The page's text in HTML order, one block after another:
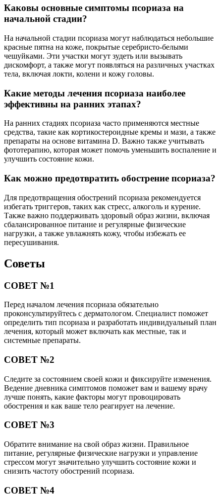
Каковы основные симптомы псориаза на
начальной стадии?
На начальной стадии псориаза могут наблюдаться небольшие
красные пятна на коже, покрытые серебристо-белыми
чешуйками. Эти участки могут зудеть или вызывать
дискомфорт, а также могут появляться на различных участках
тела, включая локти, колени и кожу головы.
Какие методы лечения псориаза наиболее
эффективны на ранних этапах?
На ранних стадиях псориаза часто применяются местные
средства, такие как кортикостероидные кремы и мази, а также
препараты на основе витамина D. Важно также учитывать
фототерапию, которая может помочь уменьшить воспаление и
улучшить состояние кожи.
Как можно предотвратить обострение псориаза?
Для предотвращения обострений псориаза рекомендуется
избегать триггеров, таких как стресс, алкоголь и курение.
Также важно поддерживать здоровый образ жизни, включая
сбалансированное питание и регулярные физические
нагрузки, а также увлажнять кожу, чтобы избежать ее
пересушивания.
Советы
СОВЕТ №1
Перед началом лечения псориаза обязательно
проконсультируйтесь с дерматологом. Специалист поможет
определить тип псориаза и разработать индивидуальный план
лечения, который может включать как местные, так и
системные препараты.
СОВЕТ №2
Следите за состоянием своей кожи и фиксируйте изменения.
Ведение дневника симптомов поможет вам и вашему врачу
лучше понять, какие факторы могут провоцировать
обострения и как ваше тело реагирует на лечение.
СОВЕТ №3
Обратите внимание на свой образ жизни. Правильное
питание, регулярные физические нагрузки и управление
стрессом могут значительно улучшить состояние кожи и
снизить частоту обострений псориаза.
СОВЕТ №4